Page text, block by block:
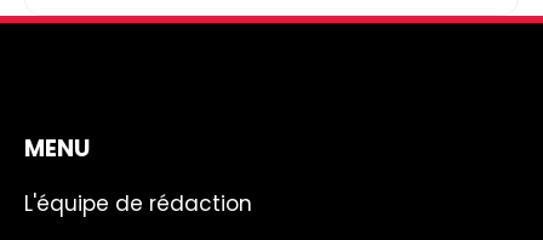
MENU
L'équipe de rédaction